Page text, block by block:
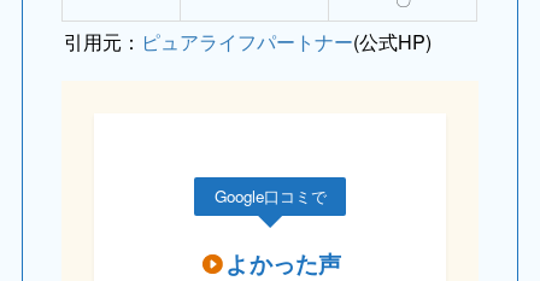
引用元： ピュアライフパートナー(公式HP)
Google口コミで
よかった声